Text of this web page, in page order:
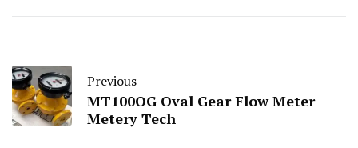
Previous
MT100OG Oval Gear Flow Meter
Metery Tech